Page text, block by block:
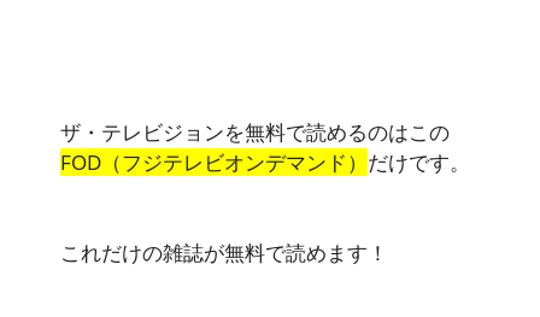
ザ・テレビジョンを無料で読めるのはこの
FOD（フジテレビオンデマンド） だけです。
これだけの雑誌が無料で読めます！